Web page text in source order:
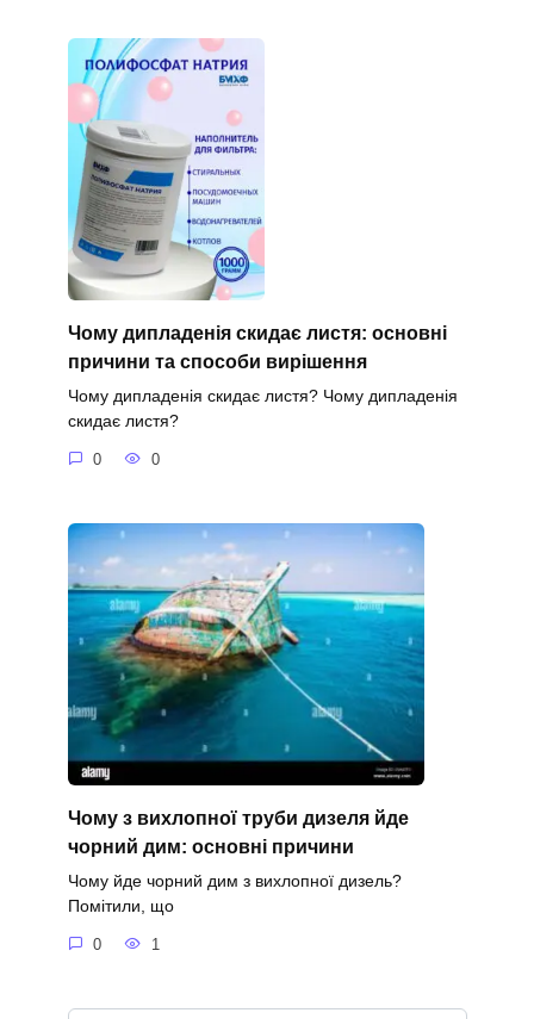
Чому дипладенія скидає листя: основні
причини та способи вирішення
Чому дипладенія скидає листя? Чому дипладенія
скидає листя?
0 0
Чому з вихлопної труби дизеля йде
чорний дим: основні причини
Чому йде чорний дим з вихлопної дизель?
Помітили, що
0 1